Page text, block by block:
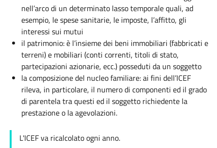
nell’arco di un determinato lasso temporale quali, ad
esempio, le spese sanitarie, le imposte, l’affitto, gli
interessi sui mutui
il patrimonio: è l’insieme dei beni immobiliari (fabbricati e
terreni) e mobiliari (conti correnti, titoli di stato,
partecipazioni azionarie, ecc.) posseduti da un soggetto
la composizione del nucleo familiare: ai fini dell’ICEF
rileva, in particolare, il numero di componenti ed il grado
di parentela tra questi ed il soggetto richiedente la
prestazione o la agevolazioni.
L'ICEF va ricalcolato ogni anno.